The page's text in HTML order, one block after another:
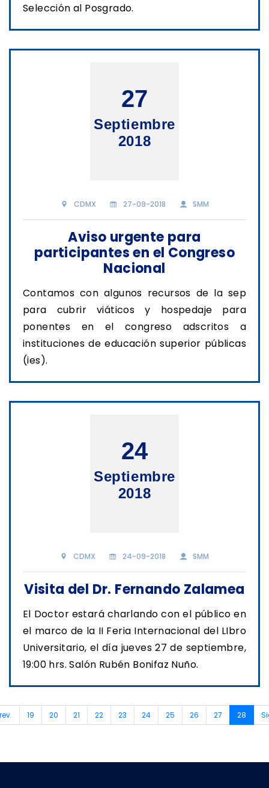
Selección al Posgrado.
27
Septiembre
2018
CDMX 27-09-2018 SMM
Aviso urgente para
participantes en el Congreso
Nacional
Contamos con algunos recursos de la sep
para cubrir viáticos y hospedaje para
ponentes en el congreso adscritos a
instituciones de educación superior públicas
(ies).
24
Septiembre
2018
CDMX 24-09-2018 SMM
Visita del Dr. Fernando Zalamea
El Doctor estará charlando con el público en
el marco de la II Feria Internacional del LIbro
Universitario, el día jueves 27 de septiembre,
19:00 hrs. Salón Rubén Bonifaz Nuño.
19 20 21 22 23 24 25 26 27 28